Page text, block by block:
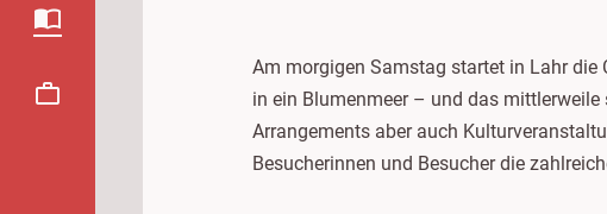
Am morgigen Samstag startet in Lahr die
in ein Blumenmeer – und das
Arrangements aber auch
Besucherinnen und Besucher die